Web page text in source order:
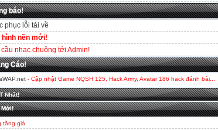
báo!
phục lỗi tải về
hình nền mới!
nhạc chuông tới Admin!
Cáo!
- Cập nhật Game NQSH 125, Hack Army, Avatar 186 hack đánh bài...
Nhất!
Mới!
tăng giá